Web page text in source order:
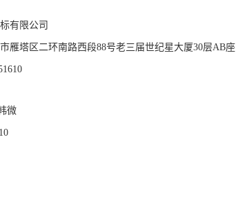
有限公司
雁塔区二环南路西段88号老三届世纪星大厦30层AB座
微